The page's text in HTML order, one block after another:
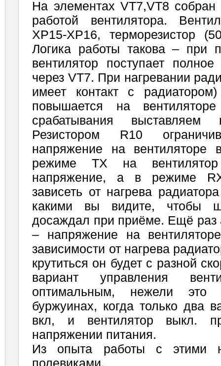
На элементах VT7,VT8
работой вентилятора.
ХР15-ХР16, терморезистор
Логика работы такова – при
вентилятор поступает
через VT7. При нагревании
имеет контакт с
повышается на
срабатывания
Резистором R10
напряжение на
режиме ТХ на вентилятор
напряжение, а в режиме
зависеть от нагрева
какими вы видите, чтобы
досаждал при приёме. Ещё раз
– напряжение на
зависимости от нагрева
крутиться он будет с разной
вариант управления
оптимальным, нежели
буржуинах, когда только два
вкл, и вентилятор выкл.
напряжении питания.
Из опыта работы с этими
полевиками.